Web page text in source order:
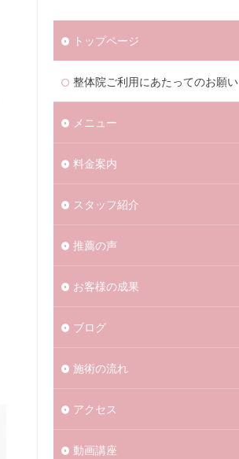
トップページ
整体院ご利用にあたってのお願い
メニュー
料金案内
スタッフ紹介
推薦の声
お客様の成果
ブログ
施術の流れ
アクセス
動画講座